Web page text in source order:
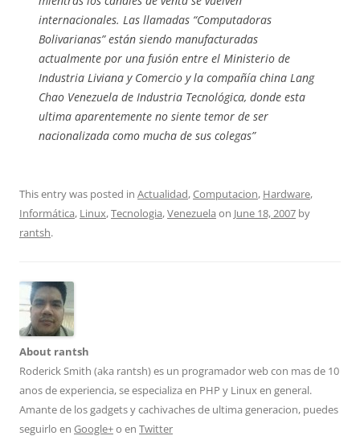
internacionales. Las llamadas “Computadoras
Bolivarianas” están siendo manufacturadas
actualmente por una fusión entre el Ministerio de
Industria Liviana y Comercio y la compañía china Lang
Chao Venezuela de Industria Tecnológica, donde esta
ultima aparentemente no siente temor de ser
nacionalizada como mucha de sus colegas”
This entry was posted in Actualidad,Computacion, Hardware,
Informática, Linux,Tecnologia,Venezuela on June 18, 2007 by
rantsh.
About rantsh
Roderick Smith (aka rantsh) es un programador web con mas de 10
anos de experiencia, se especializa en PHP y Linux en general.
Amante de los gadgets y cachivaches de ultima generacion, puedes
seguirlo en Google+o en Twitter